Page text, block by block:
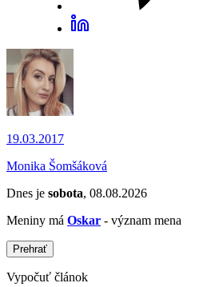
19.03.2017
Monika Šomšáková
Dnes je sobota, 08.08.2026
Meniny má Oskar - význam mena
Prehrať
Vypočuť článok